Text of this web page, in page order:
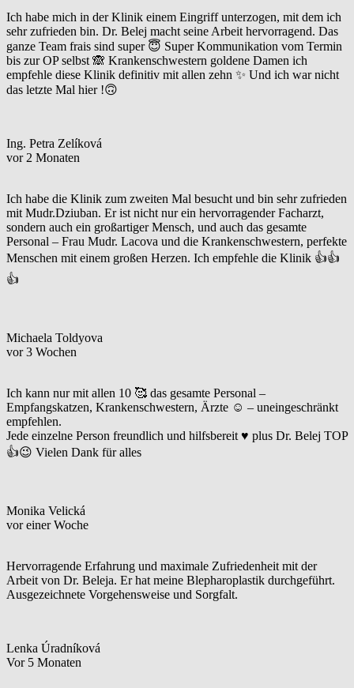
Ich habe mich in der Klinik einem Eingriff unterzogen, mit dem ich
sehr zufrieden bin. Dr. Belej macht seine Arbeit hervorragend. Das
ganze Team frais sind super 😇 Super Kommunikation vom Termin
bis zur OP selbst 🙈 Krankenschwestern goldene Damen ich
empfehle diese Klinik definitiv mit allen zehn ✨ Und ich war nicht
das letzte Mal hier !🙃
Ing. Petra Zelíková
vor 2 Monaten
Ich habe die Klinik zum zweiten Mal besucht und bin sehr zufrieden
mit Mudr.Dziuban. Er ist nicht nur ein hervorragender Facharzt,
sondern auch ein großartiger Mensch, und auch das gesamte
Personal – Frau Mudr. Lacova und die Krankenschwestern, perfekte
Menschen mit einem großen Herzen. Ich empfehle die Klinik 👍👍
👍
Michaela Toldyova
vor 3 Wochen
Ich kann nur mit allen 10 🥰 das gesamte Personal –
Empfangskatzen, Krankenschwestern, Ärzte ☺️ – uneingeschränkt
empfehlen.
Jede einzelne Person freundlich und hilfsbereit ♥️ plus Dr. Belej TOP
👍😉 Vielen Dank für alles
Monika Velická
vor einer Woche
Hervorragende Erfahrung und maximale Zufriedenheit mit der
Arbeit von Dr. Beleja. Er hat meine Blepharoplastik durchgeführt.
Ausgezeichnete Vorgehensweise und Sorgfalt.
Lenka Úradníková
Vor 5 Monaten